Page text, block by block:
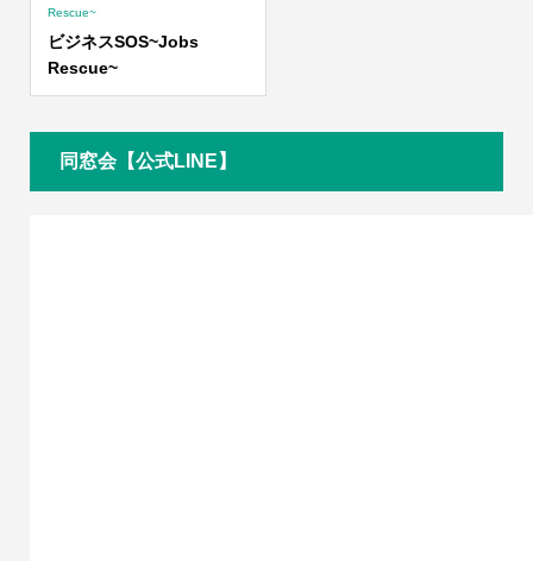
Rescue~
ビジネスSOS~Jobs
Rescue~
同窓会【公式LINE】